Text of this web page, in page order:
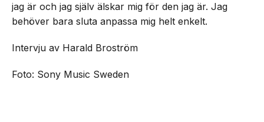
jag är och jag själv älskar mig för den jag är. Jag
behöver bara sluta anpassa mig helt enkelt.
Intervju av Harald Broström
Foto: Sony Music Sweden